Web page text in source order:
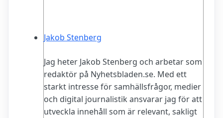
Jakob Stenberg
Jag heter Jakob Stenberg och arbetar som
redaktör på Nyhetsbladen.se. Med ett
starkt intresse för samhällsfrågor, medier
och digital journalistik ansvarar jag för att
utveckla innehåll som är relevant, sakligt